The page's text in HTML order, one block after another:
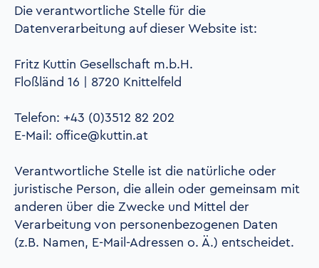
Die verantwortliche Stelle für die
Datenverarbeitung auf dieser Website ist:
Fritz Kuttin Gesellschaft m.b.H.
Floßländ 16 | 8720 Knittelfeld
Telefon: +43 (0)3512 82 202
E-Mail: office@kuttin.at
Verantwortliche Stelle ist die natürliche oder
juristische Person, die allein oder gemeinsam mit
anderen über die Zwecke und Mittel der
Verarbeitung von personenbezogenen Daten
(z.B. Namen, E-Mail-Adressen o. Ä.) entscheidet.